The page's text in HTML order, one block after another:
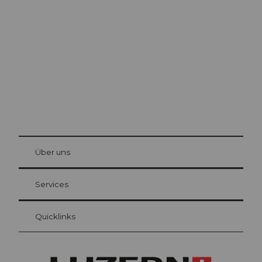
Gästekarte Luzern
Ihre Vorteile als Übernachtungsgast
at Bre
Über uns
Services
Quicklinks